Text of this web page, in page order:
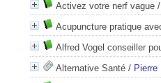
Activez votre nerf vague
Acupuncture pratique
Alfred Vogel conseiller
Alternative Santé / Pierre